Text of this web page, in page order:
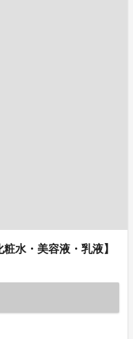
水・美容液・乳液】